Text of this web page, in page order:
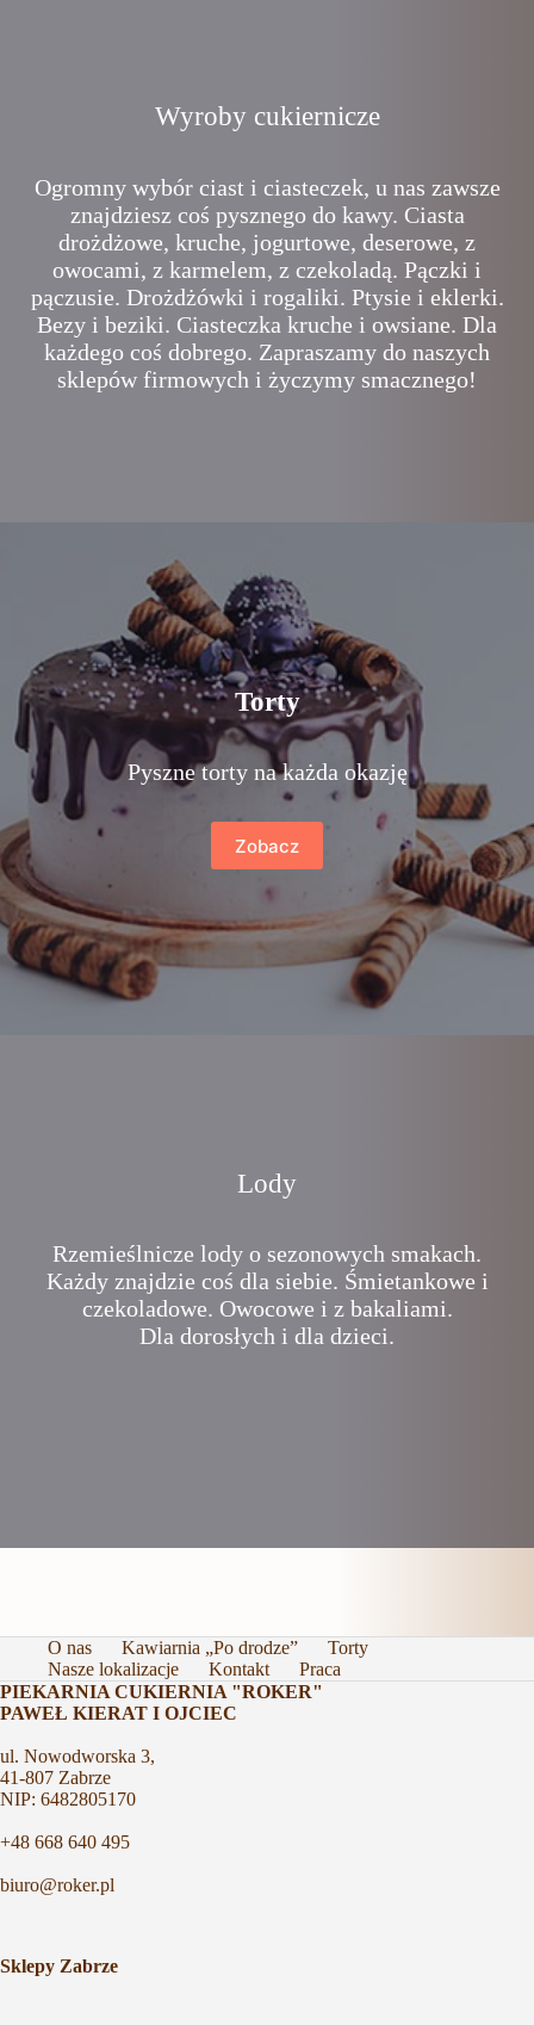
Wyroby cukiernicze
Ogromny wybór ciast i ciasteczek, u nas zawsze
znajdziesz coś pysznego do kawy. Ciasta
drożdżowe, kruche, jogurtowe, deserowe, z
owocami, z karmelem, z czekoladą. Pączki i
pączusie. Drożdżówki i rogaliki. Ptysie i eklerki.
Bezy i beziki. Ciasteczka kruche i owsiane. Dla
każdego coś dobrego. Zapraszamy do naszych
sklepów firmowych i życzymy smacznego!
Torty
Pyszne torty na każda okazję
Zobacz
Lody
Rzemieślnicze lody o sezonowych smakach.
Każdy znajdzie coś dla siebie. Śmietankowe i
czekoladowe. Owocowe i z bakaliami.
Dla dorosłych i dla dzieci.
O nas Kawiarnia „Po drodze”
Torty
Nasze lokalizacje
Kontakt
Praca
PIEKARNIA CUKIERNIA "ROKER"
PAWEŁ KIERAT I OJCIEC
ul. Nowodworska 3,
41-807 Zabrze
NIP: 6482805170
+48 668 640 495
biuro@roker.pl
Sklepy Zabrze